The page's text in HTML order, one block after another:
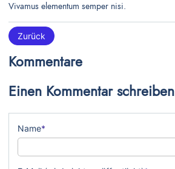
Vivamus elementum semper nisi.
Zurück
Kommentare
Einen Kommentar schreiben
Pflichtfeld
Name*